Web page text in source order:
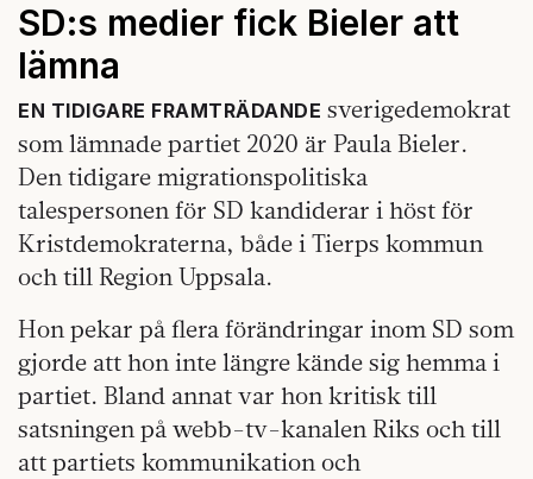
SD:s medier fick Bieler att
lämna
EN TIDIGARE FRAMTRÄDANDE sverigedemokrat
som lämnade partiet 2020 är Paula Bieler.
Den tidigare migrationspolitiska
talespersonen för SD kandiderar i höst för
Kristdemokraterna, både i Tierps kommun
och till Region Uppsala.
Hon pekar på flera förändringar inom SD som
gjorde att hon inte längre kände sig hemma i
partiet. Bland annat var hon kritisk till
satsningen på webb-tv-kanalen Riks och till
att partiets kommunikation och